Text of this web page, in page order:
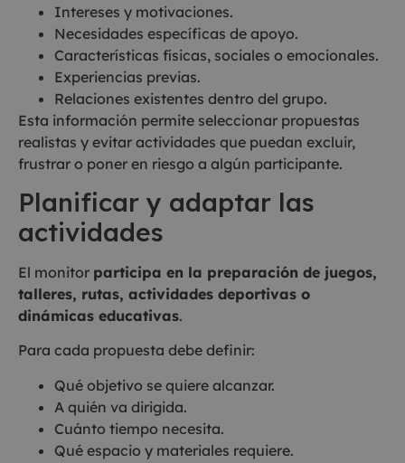
Intereses y motivaciones.
Necesidades específicas de apoyo.
Características físicas, sociales o emocionales.
Experiencias previas.
Relaciones existentes dentro del grupo.
Esta información permite seleccionar propuestas
realistas y evitar actividades que puedan excluir,
frustrar o poner en riesgo a algún participante.
Planificar y adaptar las
actividades
El monitor participa en la preparación de juegos,
talleres, rutas, actividades deportivas o
dinámicas educativas.
Para cada propuesta debe definir:
Qué objetivo se quiere alcanzar.
A quién va dirigida.
Cuánto tiempo necesita.
Qué espacio y materiales requiere.